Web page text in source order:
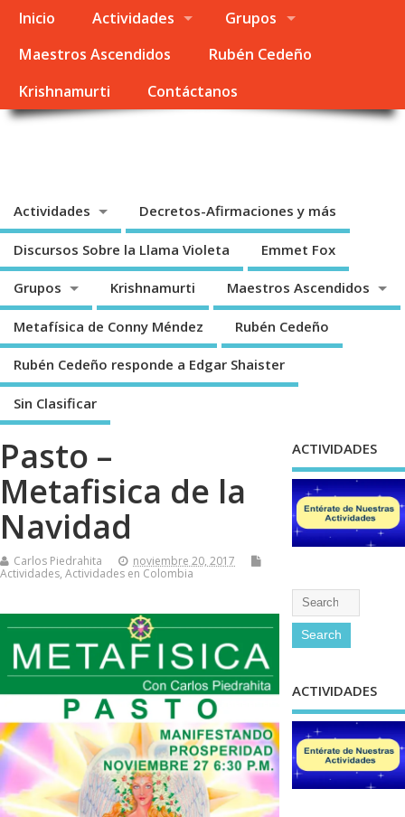
Inicio Actividades
Grupos
Maestros Ascendidos
Rubén Cedeño
Krishnamurti
Contáctanos
Actividades Decretos-Afirmaciones y más
Discursos Sobre la Llama Violeta Emmet Fox
Grupos Krishnamurti Maestros Ascendidos
Metafísica de Conny Méndez Rubén Cedeño
Rubén Cedeño responde a Edgar Shaister
Sin Clasificar
Pasto –
Metafisica de la
Navidad
Carlos Piedrahita
noviembre 20, 2017
Actividades, Actividades en Colombia
ACTIVIDADES
ACTIVIDADES